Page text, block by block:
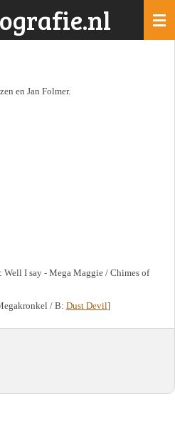
en Jan Folmer.
Well I say - Mega Maggie / Chimes of
/ B: Dust Devil]